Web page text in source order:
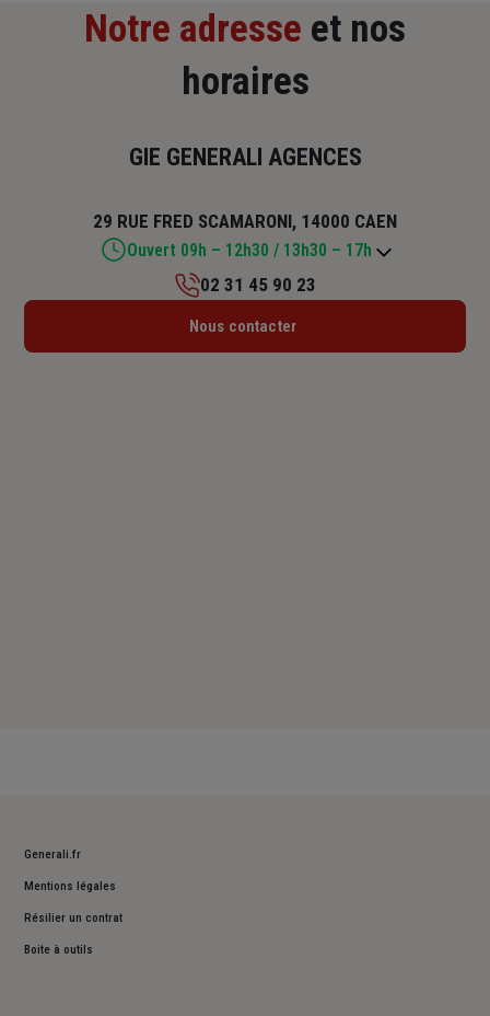
Notre adresse et nos
horaires
GIE GENERALI AGENCES
29 RUE FRED SCAMARONI, 14000 CAEN
Ouvert 09h – 12h30 / 13h30 – 17h
Lundi : 09h – 12h30 / 13h30 – 17h
02 31 45 90 23
Nous contacter
Generali.fr
Mentions légales
Résilier un contrat
Boite à outils